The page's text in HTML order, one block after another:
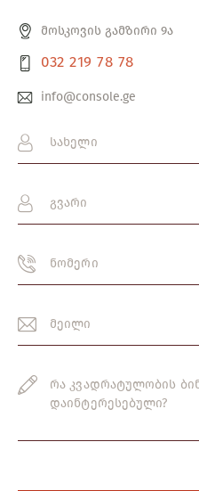
მოსკოვის გამზირი 9ა
032 219 78 78
info@console.ge